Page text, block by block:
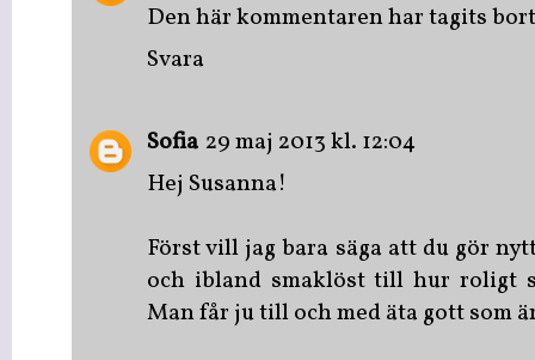
Den här kommentaren har tagits
Svara
Sofia 29 maj 2013 kl. 12:04
Hej Susanna!
Först vill jag bara säga att du gör
och ibland smaklöst till hur roligt
Man får ju till och med äta gott som